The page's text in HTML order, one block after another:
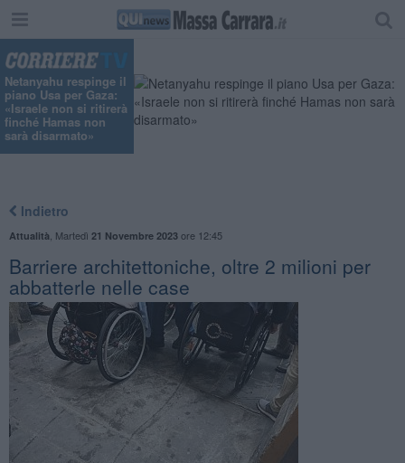
Netanyahu respinge il
piano Usa per Gaza:
«Israele non si ritirerà
finché Hamas non
sarà disarmato»
Indietro
Attualità Martedì 21 Novembre 2023ore 12:45
Barriere architettoniche, oltre 2 milioni per
abbatterle nelle case